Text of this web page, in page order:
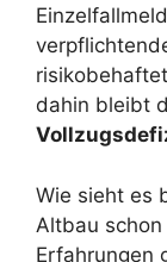
dahin bleibt
Wie sieht es
Altbau
Erfahrungen